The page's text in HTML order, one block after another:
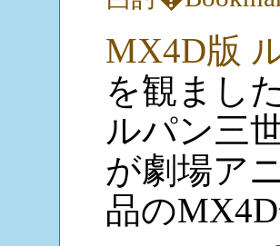
MX4D版
を観まし
ルパン三
が劇場ア
品の